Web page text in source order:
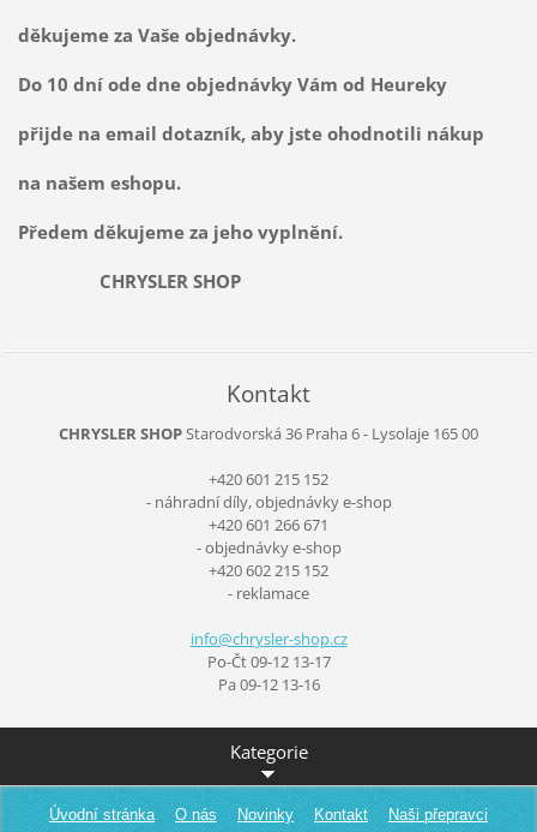
děkujeme za Vaše objednávky.
Do 10 dní ode dne objednávky Vám od Heureky
přijde na email dotazník, aby jste ohodnotili nákup
na našem eshopu.
Předem děkujeme za jeho vyplnění.
CHRYSLER SHOP
Kontakt
CHRYSLER SHOPStarodvorská 36 Praha 6 - Lysolaje 165 00
+420 601 215 152
- náhradní díly, objednávky e-shop
+420 601 266 671
- objednávky e-shop
+420 602 215 152
- reklamace
info@chrysler-shop.cz
Po-Čt 09-12 13-17
Pa 09-12 13-16
Kategorie
Úvodní stránka O nás Novinky Kontakt Naši přepravci